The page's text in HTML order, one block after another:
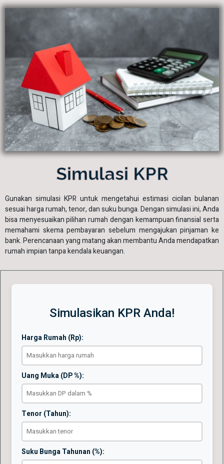
Simulasi KPR
Gunakan simulasi KPR untuk mengetahui estimasi cicilan bulanan
sesuai harga rumah, tenor, dan suku bunga. Dengan simulasi ini, Anda
bisa menyesuaikan pilihan rumah dengan kemampuan finansial serta
memahami skema pembayaran sebelum mengajukan pinjaman ke
bank. Perencanaan yang matang akan membantu Anda mendapatkan
rumah impian tanpa kendala keuangan.
Simulasikan KPR Anda!
Harga Rumah (Rp):
Uang Muka (DP %):
Tenor (Tahun):
Suku Bunga Tahunan (%):